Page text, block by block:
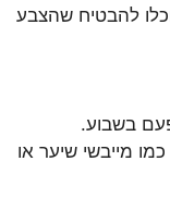
להבטיח שהצבע
בשבוע.
מייבשי שיער או